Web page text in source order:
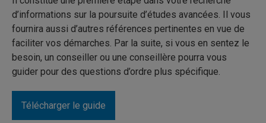
d’informations sur la poursuite d’études avancées. Il vous
fournira aussi d’autres références pertinentes en vue de
faciliter vos démarches. Par la suite, si vous en sentez le
besoin, un conseiller ou une conseillère pourra vous
guider pour des questions d’ordre plus spécifique.
Télécharger le guide